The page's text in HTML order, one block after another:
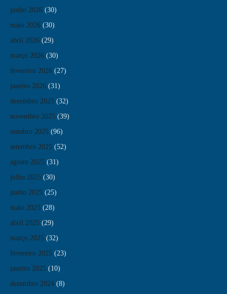
junho 2026 (30)
maio 2026 (30)
abril 2026 (29)
março 2026 (30)
fevereiro 2026 (27)
janeiro 2026 (31)
dezembro 2025 (32)
novembro 2025 (39)
outubro 2025 (96)
setembro 2025 (52)
agosto 2025 (31)
julho 2025 (30)
junho 2025 (25)
maio 2025 (28)
abril 2025 (29)
março 2025 (32)
fevereiro 2025 (23)
janeiro 2025 (10)
dezembro 2024 (8)